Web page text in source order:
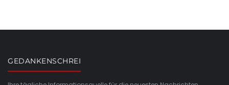
GEDANKENSCHREI